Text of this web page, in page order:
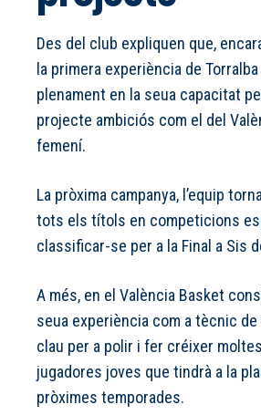
Des del club expliquen que,
la primera experiència de
plenament en la seua capacitat
projecte ambiciós com el del
femení.
La pròxima campanya, l’equip
tots els títols en competicions
classificar-se per a la Final a Sis
A més, en el València Basket
seua experiència com a tècnic
clau per a polir i fer créixer
jugadores joves que tindrà a la
pròximes temporades.